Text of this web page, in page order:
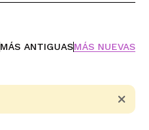
MÁS ANTIGUASMÁS NUEVAS